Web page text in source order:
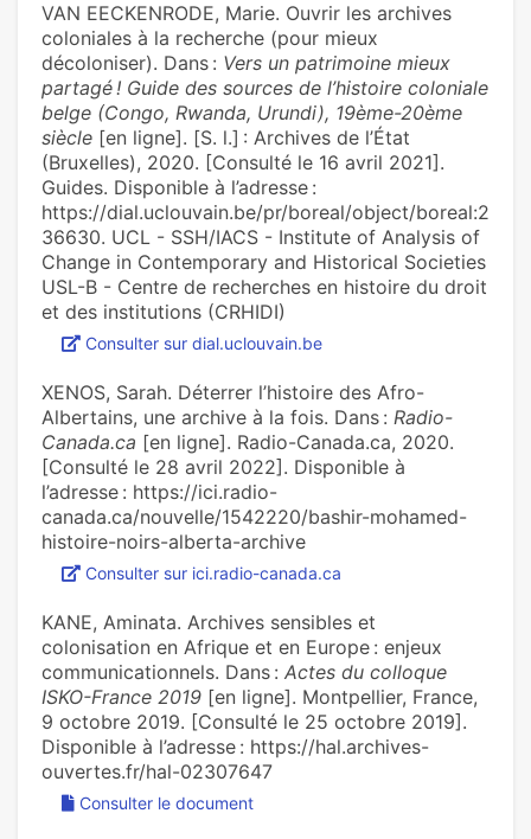
VAN EECKENRODE, Marie. Ouvrir les archives
coloniales à la recherche (pour mieux
décoloniser). Dans : Vers un patrimoine mieux
partagé ! Guide des sources de l’histoire coloniale
belge (Congo, Rwanda, Urundi), 19ème-20ème
siècle [en ligne]. [S. l.] : Archives de l’État
(Bruxelles), 2020. [Consulté le 16 avril 2021].
Guides. Disponible à l’adresse :
https://dial.uclouvain.be/pr/boreal/object/boreal:2
36630. UCL - SSH/IACS - Institute of Analysis of
Change in Contemporary and Historical Societies
USL-B - Centre de recherches en histoire du droit
et des institutions (CRHIDI)
Consulter sur dial.uclouvain.be
XENOS, Sarah. Déterrer l’histoire des Afro-
Albertains, une archive à la fois. Dans : Radio-
Canada.ca [en ligne]. Radio-Canada.ca, 2020.
[Consulté le 28 avril 2022]. Disponible à
l’adresse : https://ici.radio-
canada.ca/nouvelle/1542220/bashir-mohamed-
histoire-noirs-alberta-archive
Consulter sur ici.radio-canada.ca
KANE, Aminata. Archives sensibles et
colonisation en Afrique et en Europe : enjeux
communicationnels. Dans : Actes du colloque
ISKO-France 2019 [en ligne]. Montpellier, France,
9 octobre 2019. [Consulté le 25 octobre 2019].
Disponible à l’adresse : https://hal.archives-
ouvertes.fr/hal-02307647
Consulter le document